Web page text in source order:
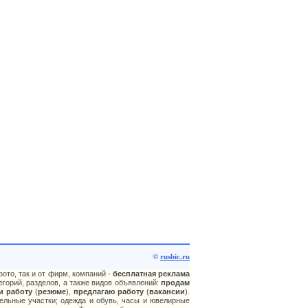
© rusbic.ru
так и от фирм, компаний - бесплатная реклама
разделов, а также видов объявлений: продам
работу (резюме), предлагаю работу (вакансии).
участки; одежда и обувь, часы и ювелирные